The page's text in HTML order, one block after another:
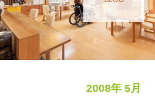
2008年 5月
求人・ボランティア
アクセス